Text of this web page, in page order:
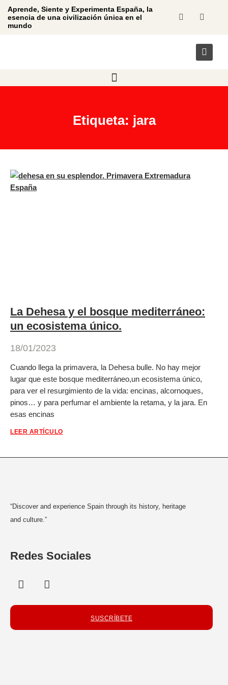
Aprende, Siente y Experimenta España, la
esencia de una civilización única en el
mundo
Etiqueta: jara
La Dehesa y el bosque mediterráneo:
un ecosistema único.
18/01/2023
Cuando llega la primavera, la Dehesa bulle. No hay mejor
lugar que este bosque mediterráneo,un ecosistema único,
para ver el resurgimiento de la vida: encinas, alcornoques,
pinos… y para perfumar el ambiente la retama, y la jara. En
esas encinas
LEER ARTÍCULO
“Discover and experience Spain through its history, heritage
and culture.”
Redes Sociales
SUSCRÍBETE